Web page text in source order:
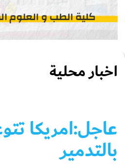
اخبار محلية
عاجل:امريكا
بالتدمير